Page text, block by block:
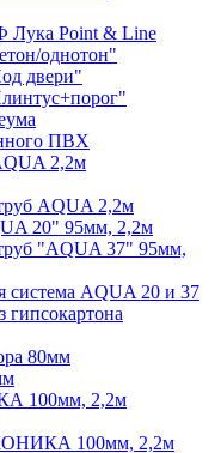
Point & Line
однотон"
двери"
ПВХ
2,2м
AQUA 2,2м
20" 95мм, 2,2м
"AQUA 37" 95мм,
система AQUA 20 и 37
гипсокартона
80мм
100мм, 2,2м
100мм, 2,2м